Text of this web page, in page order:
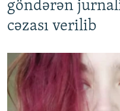
göndərən
cəzası verilib